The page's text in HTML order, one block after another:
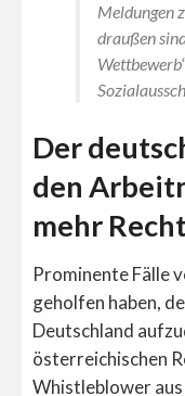
Meldungen
draußen
Der
den
mehr
Prominente Fälle
geholfen haben,
Deutschland
österreichischen
Whistleblower